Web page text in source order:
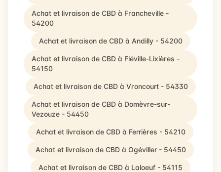
Achat et livraison de CBD à Francheville -
54200
Achat et livraison de CBD à Andilly - 54200
Achat et livraison de CBD à Fléville-Lixières -
54150
Achat et livraison de CBD à Vroncourt - 54330
Achat et livraison de CBD à Domèvre-sur-
Vezouze - 54450
Achat et livraison de CBD à Ferrières - 54210
Achat et livraison de CBD à Ogéviller - 54450
Achat et livraison de CBD à Laloeuf - 54115